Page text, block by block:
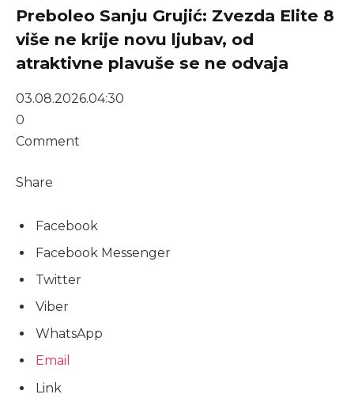
Preboleo Sanju Grujić: Zvezda Elite 8
više ne krije novu ljubav, od
atraktivne plavuše se ne odvaja
03.08.2026.04:30
0
Comment
Share
Facebook
Facebook Messenger
Twitter
Viber
WhatsApp
Email
Link